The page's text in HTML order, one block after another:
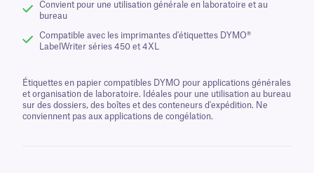
Convient pour une utilisation générale en laboratoire et au
bureau
Compatible avec les imprimantes d'étiquettes DYMO®
LabelWriter séries 450 et 4XL
Étiquettes en papier compatibles DYMO pour applications générales
et organisation de laboratoire. Idéales pour une utilisation au bureau
sur des dossiers, des boîtes et des conteneurs d'expédition. Ne
conviennent pas aux applications de congélation.